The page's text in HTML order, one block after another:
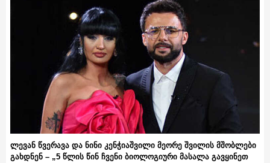
ლევან წვერავა და ნინი კენჭიაშვილი მეორე შვილის მშობლები
გახდნენ – „5 წლის წინ ჩვენი ბიოლოგიური მასალა გავყინეთ